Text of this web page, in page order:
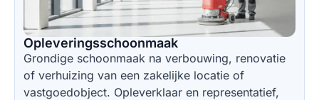
Opleveringsschoonmaak
Grondige schoonmaak na verbouwing, renovatie
of verhuizing van een zakelijke locatie of
vastgoedobject. Opleverklaar en representatief,